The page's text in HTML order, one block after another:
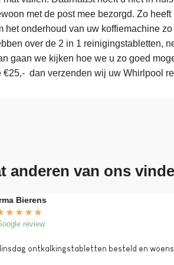
met de post mee bezorgd. Zo
het onderhoud van uw koffiemachine
over de 2 in 1 reinigingstabletten,
gaan we kijken hoe we u zo goed
€25,- dan verzenden wij uw Whirlpool
anderen van ons
Bierens
★ ★ ★ ★
review
ontkalkingstabletten besteld en